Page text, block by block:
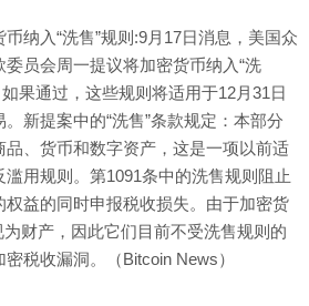
纳入“洗售”规则:9月17日消息，美国众
员会周一提议将加密货币纳入“洗
果通过，这些规则将适用于12月31日
新提案中的“洗售”条款规定：本部分
、货币和数字资产，这是一项以前适
用规则。第1091条中的洗售规则阻止
益的同时申报税收损失。由于加密货
财产，因此它们目前不受洗售规则的
税收漏洞。（Bitcoin News）